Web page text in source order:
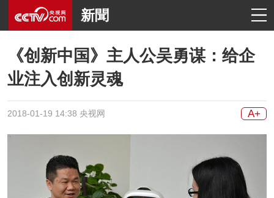
新聞
《创新中国》主人公吴勇谋：给企
业注入创新灵魂
2018-01-19 14:38 央视网 A+